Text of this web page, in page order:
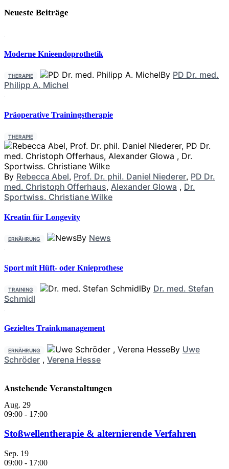
für
Neueste Beiträge
Moderne Knieendoprothetik
THERAPIE By PD Dr. med.
Philipp A. Michel
Präoperative Trainingstherapie
THERAPIE
By Rebecca Abel, Prof. Dr. phil. Daniel Niederer, PD Dr.
med. Christoph Offerhaus, Alexander Glowa , Dr.
Sportwiss. Christiane Wilke
Kreatin für Longevity
ERNÄHRUNG By News
Sport mit Hüft- oder Knieprothese
TRAINING By Dr. med. Stefan
Schmidl
Gezieltes Trainkmanagement
ERNÄHRUNG By Uwe
Schröder , Verena Hesse
Anstehende Veranstaltungen
Aug. 29
09:00 - 17:00
Stoßwellentherapie & alternierende Verfahren
Sep. 19
09:00 - 17:00